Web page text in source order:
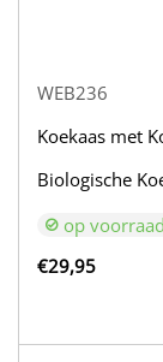
WEB236
Koekaas met
Biologische
op voorraad
€29,95